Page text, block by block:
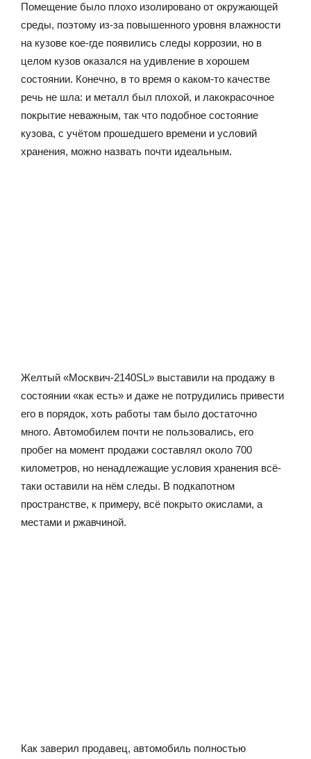
Помещение было плохо изолировано от окружающей
среды, поэтому из-за повышенного уровня влажности
на кузове кое-где появились следы коррозии, но в
целом кузов оказался на удивление в хорошем
состоянии. Конечно, в то время о каком-то качестве
речь не шла: и металл был плохой, и лакокрасочное
покрытие неважным, так что подобное состояние
кузова, с учётом прошедшего времени и условий
хранения, можно назвать почти идеальным.
Желтый «Москвич-2140SL» выставили на продажу в
состоянии «как есть» и даже не потрудились привести
его в порядок, хоть работы там было достаточно
много. Автомобилем почти не пользовались, его
пробег на момент продажи составлял около 700
километров, но ненадлежащие условия хранения всё-
таки оставили на нём следы. В подкапотном
пространстве, к примеру, всё покрыто окислами, а
местами и ржавчиной.
Как заверил продавец, автомобиль полностью